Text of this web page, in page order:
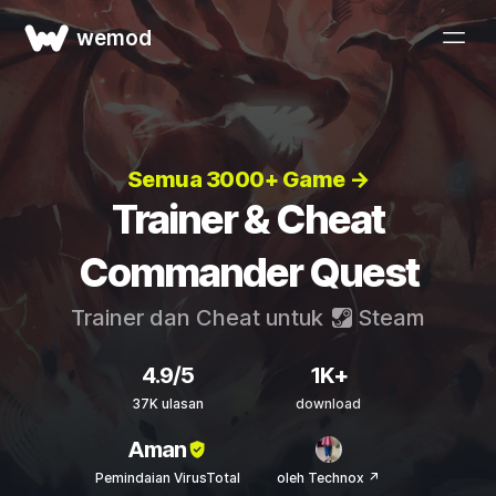
wemod
Semua 3000+ Game →
Trainer & Cheat
Commander Quest
Trainer dan Cheat untuk Steam
4.9/5
37K ulasan
1K+
download
Aman
Pemindaian VirusTotal oleh Technox ↗